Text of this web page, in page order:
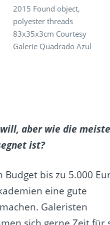
2015 Found object,
polyester threads
83x35x3cm Courtesy
Galerie Quadrado Azul
aber wie die
ist?
bis zu 5.000
eine gute
Galeristen